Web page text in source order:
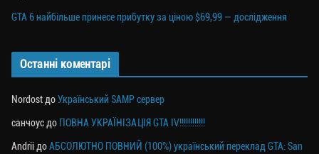
GTA 6 найбільше принесе прибутку за ціною $69,99 — дослідження
Останні коментарі
Nordost доУкраїнський SAMP сервер
санчоус до ПОВНА УКРАЇНІЗАЦІЯ GTA IV!!!!!!!!!!!!
Andrii доАБСОЛЮТНО ПОВНИЙ (100%) український переклад GTA: San